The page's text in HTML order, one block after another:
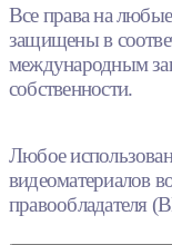
Все права на
защищены в
международным
собственности.
Любое
видеоматериалов
правообладателя